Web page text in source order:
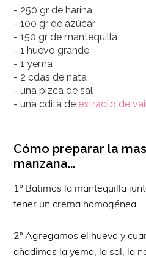
- 250 gr de harina
- 100 gr de azúcar
- 150 gr de mantequilla
- 1 huevo grande
- 1 yema
- 2 cdas de nata
- una pizca de sal
- una cdita de extracto de
Cómo preparar la
manzana...
1º Batimos la mantequilla
tener un crema homogénea.
2º Agregamos el huevo y
añadimos la yema, la sal, la